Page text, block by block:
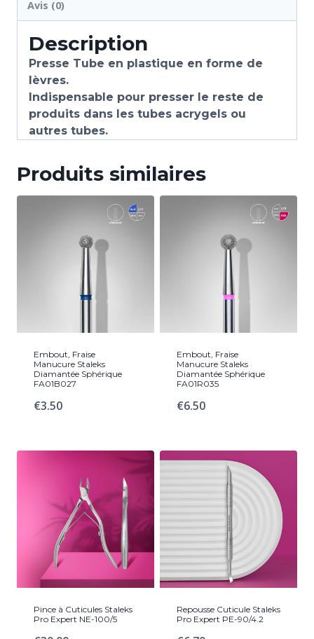
Avis (0)
Description
Presse Tube en plastique en forme de
lèvres.
Indispensable pour presser le reste de
produits dans les tubes acrygels ou
autres tubes.
Produits similaires
Embout, Fraise
Manucure Staleks
Diamantée Sphérique
FA01B027
€3.50
Embout, Fraise
Manucure Staleks
Diamantée Sphérique
FA01R035
€6.50
Pince à Cuticules Staleks
Pro Expert NE-100/5
Repousse Cuticule Staleks
Pro Expert PE-90/4.2